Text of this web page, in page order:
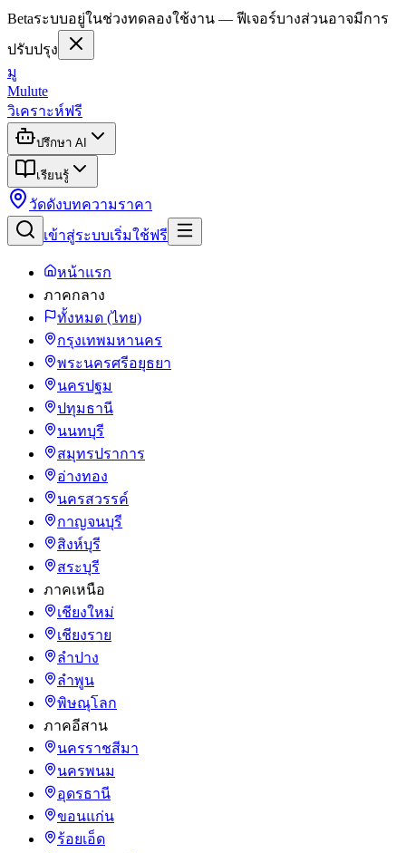
Betaระบบอยู่ในช่วงทดลองใช้งาน — ฟีเจอร์บางส่วนอาจมีการ
ปรับปรุง
มู
Mulute
วิเคราะห์ฟรี
ปรึกษา AI
เรียนรู้
วัดดังบทความราคา
เข้าสู่ระบบเริ่มใช้ฟรี
หน้าแรก
ภาคกลาง
ทั้งหมด (ไทย)
กรุงเทพมหานคร
พระนครศรีอยุธยา
นครปฐม
ปทุมธานี
นนทบุรี
สมุทรปราการ
อ่างทอง
นครสวรรค์
กาญจนบุรี
สิงห์บุรี
สระบุรี
ภาคเหนือ
เชียงใหม่
เชียงราย
ลำปาง
ลำพูน
พิษณุโลก
ภาคอีสาน
นครราชสีมา
นครพนม
อุดรธานี
ขอนแก่น
ร้อยเอ็ด